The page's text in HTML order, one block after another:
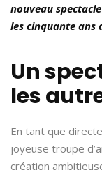
nouveau
les cinquante ans
Un
les
En tant que
joyeuse troupe
création